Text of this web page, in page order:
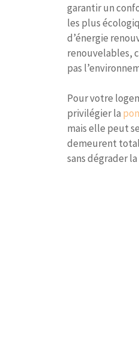
garantir un
les plus
d’énergie
renouvelables,
pas
Pour votre
privilégier la
mais elle peut
demeurent
sans dégrader